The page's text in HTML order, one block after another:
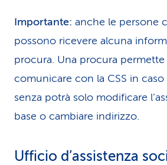
Importante: anche le persone
possono ricevere alcuna
procura. Una procura
comunicare con la CSS in caso
senza potrà solo modificare
base o cambiare indirizzo.
Ufficio d’assistenza